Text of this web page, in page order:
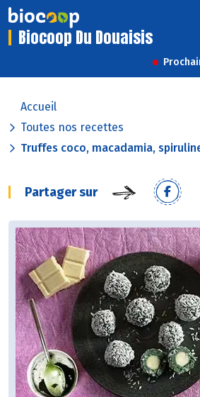
Biocoop Du Douaisis
Accueil
Toutes nos recettes
Truffes coco, macadamia,
Partager sur